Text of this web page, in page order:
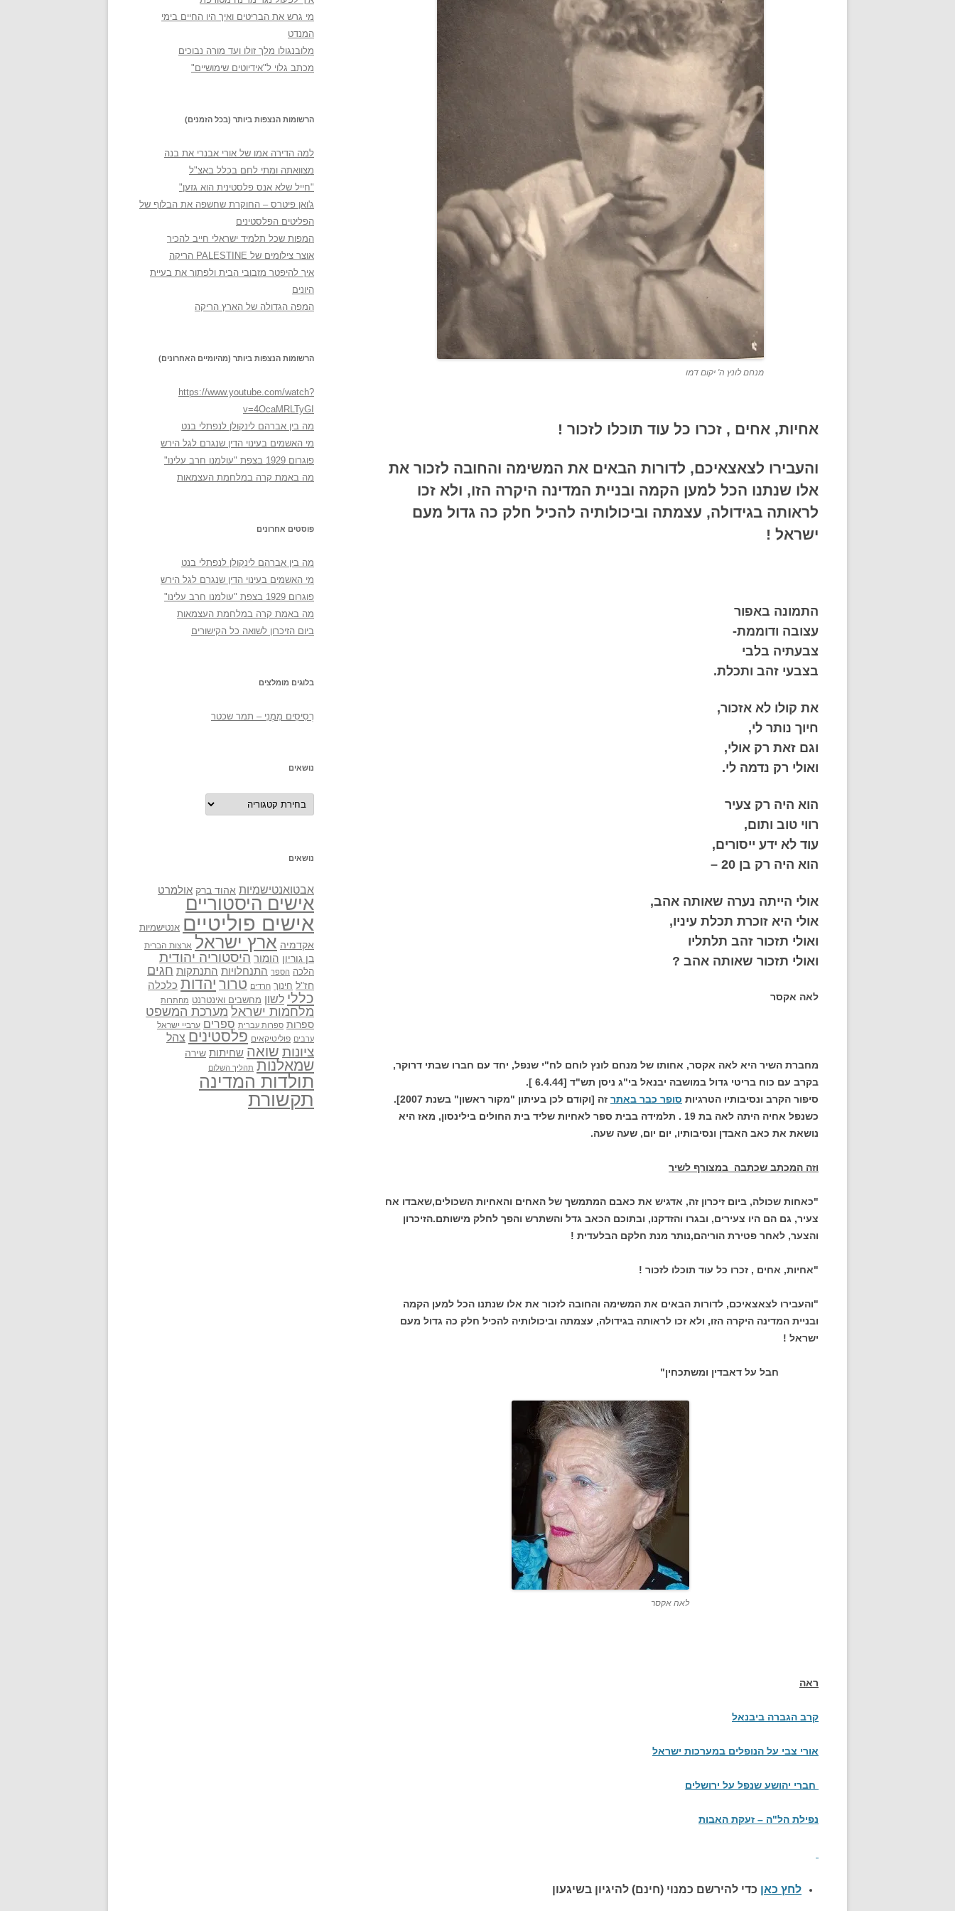
מנחם לונץ ה' יקום דמו
אחיות, אחים , זכרו כל עוד תוכלו לזכור !
והעבירו לצאצאיכם, לדורות הבאים את המשימה והחובה לזכור את
אלו שנתנו הכל למען הקמה ובניית המדינה היקרה הזו, ולא זכו
לראותה בגידולה, עצמתה וביכולותיה להכיל חלק כה גדול מעם
ישראל !
התמונה באפור
עצובה ודוממת-
צבעתיה בלבי
בצבעי זהב ותכלת.
את קולו לא אזכור,
חיוך נותר לי,
וגם זאת רק אולי,
ואולי רק נדמה לי.
הוא היה רק צעיר
רווי טוב ותום,
עוד לא ידע ייסורים,
הוא היה רק בן 20 –
אולי הייתה נערה שאותה אהב,
אולי היא זוכרת תכלת עיניו,
ואולי תזכור זהב תלתליו
ואולי תזכור שאותה אהב ?
לאה אקסר
מחברת השיר היא לאה אקסר, אחותו של מנחם לונץ לוחם לח"י שנפל, יחד עם חברו שבתי דרוקר,
בקרב עם כוח בריטי גדול במושבה יבנאל בי"ג ניסן תש"ד [6.4.44 ].
סיפור הקרב ונסיבותיו הטרגיות סופר כבר באתר זה [וקודם לכן בעיתון "מקור ראשון" בשנת 2007].
כשנפל אחיה היתה לאה בת 19 . תלמידה בבית ספר לאחיות שליד בית החולים בילינסון, מאז היא
נושאת את כאב האבדן ונסיבותיו, יום יום, שעה שעה.
וזה המכתב שכתבה במצורף לשיר
"כאחות שכולה, ביום זיכרון זה, אדגיש את כאבם המתמשך של האחים והאחיות השכולים,שאבדו אח
צעיר, גם הם היו צעירים, ובגרו והזדקנו, ובתוכם הכאב גדל והשתרש והפך לחלק מישותם.הזיכרון
והצער, לאחר פטירת הוריהם,נותר מנת חלקם הבלעדית !
"אחיות, אחים , זכרו כל עוד תוכלו לזכור !
"והעבירו לצאצאיכם, לדורות הבאים את המשימה והחובה לזכור את אלו שנתנו הכל למען הקמה
ובניית המדינה היקרה הזו, ולא זכו לראותה בגידולה, עצמתה וביכולותיה להכיל חלק כה גדול מעם
ישראל !
חבל על דאבדין ומשתכחין"
לאה אקסר
ראה
קרב הגברה ביבנאל
אורי צבי על הנופלים במערכות ישראל
חברי יהושע שנפל על ירושלים
נפילת הל"ה – זעקת האבות
לחץ כאן כדי להירשם כמנוי (חינם) להיגיון בשיגעון
מי גרש את הבריטים ואיך היו החיים בימי
המנדט
מלובנגולו מלך זולו ועד מורה נבוכים
מכתב גלוי ל"אידיוטים שימושיים"
הרשומות הנצפות ביותר (בכל הזמנים)
למה הדירה אמו של אורי אבנרי את בנה
מצוואתה ומתי לחם בכלל באצ"ל
"חייל שלא אנס פלסטינית הוא גזען"
ג'ואן פיטרס – החוקרת שחשפה את הבלוף של
הפליטים הפלסטינים
המפות שכל תלמיד ישראלי חייב להכיר
אוצר צילומים של PALESTINE הריקה
איך להיפטר מזבובי הבית ולפתור את בעיית
היונים
המפה הגדולה של הארץ הריקה
הרשומות הנצפות ביותר (מהיומיים האחרונים)
https://www.youtube.com/watch?
v=4OcaMRLTyGI
מה בין אברהם לינקולן לנפתלי בנט
מי האשמים בעינוי הדין שנגרם לגל הירש
פוגרום 1929 בצפת "עולמנו חרב עלינו"
מה באמת קרה במלחמת העצמאות
פוסטים אחרונים
מה בין אברהם לינקולן לנפתלי בנט
מי האשמים בעינוי הדין שנגרם לגל הירש
פוגרום 1929 בצפת "עולמנו חרב עלינו"
מה באמת קרה במלחמת העצמאות
ביום הזיכרון לשואה כל הקישורים
בלוגים מומלצים
רְסִיסִים מִמֶנִי – תמר שכטר
נושאים
נושאים
נושאים
אבטואנטישמיות אהוד ברק אולמרט
אישים היסטוריים
אישים פוליטיים אנטישמיות
אקדמיה ארץ ישראל ארצות הברית
בן גוריון הומור היסטוריה יהודית
הלכה הספר התנחלויות התנתקות חגים
חז"ל חינוך חרדים טרור יהדות כלכלה
כללי לשון מחשבים ואינטרנט מחתרות
מלחמות ישראל מערכת המשפט
ספרות ספרות עברית ספרים ערביי ישראל
ערבים פוליטיקאים פלסטינים צהל
ציונות שואה שחיתות שירה
שמאלנות תהליך השלום
תולדות המדינה
תקשורת